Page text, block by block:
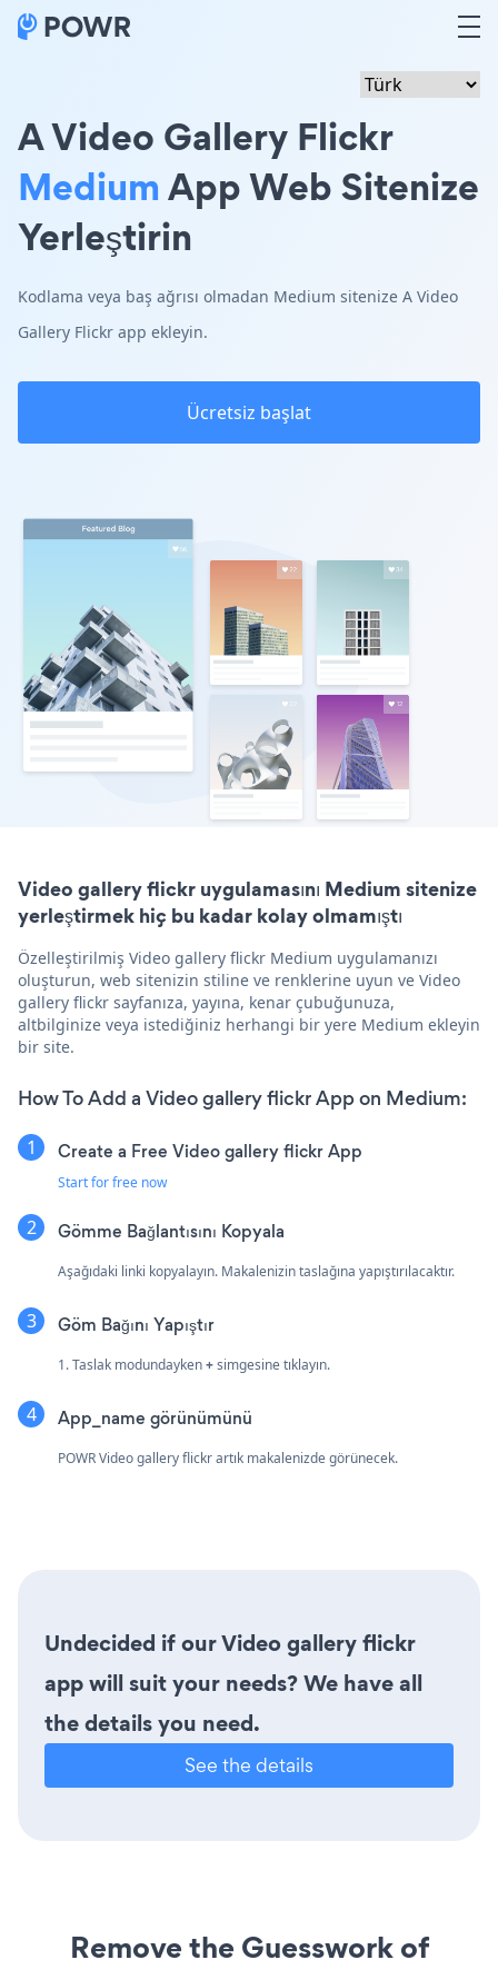
A Video Gallery Flickr
MediumApp Web Sitenize
Yerleştirin
Kodlama veya baş ağrısı olmadan Medium sitenize A Video
Gallery Flickr app ekleyin.
Ücretsiz başlat
Video gallery flickr uygulamasını Medium sitenize
yerleştirmek hiç bu kadar kolay olmamıştı
Özelleştirilmiş Video gallery flickr Medium uygulamanızı
oluşturun, web sitenizin stiline ve renklerine uyun ve Video
gallery flickr sayfanıza, yayına, kenar çubuğunuza,
altbilginize veya istediğiniz herhangi bir yere Medium ekleyin
bir site.
How To Add a Video gallery flickr App on Medium:
Create a Free Video gallery flickr App
Start for free now
Gömme Bağlantısını Kopyala
Aşağıdaki linki kopyalayın. Makalenizin taslağına yapıştırılacaktır.
Göm Bağını Yapıştır
1. Taslak modundayken+simgesine tıklayın.
App_name görünümünü
POWR Video gallery flickr artık makalenizde görünecek.
Undecided if our Video gallery flickr
app will suit your needs? We have all
the details you need.
See the details
Remove the Guesswork of